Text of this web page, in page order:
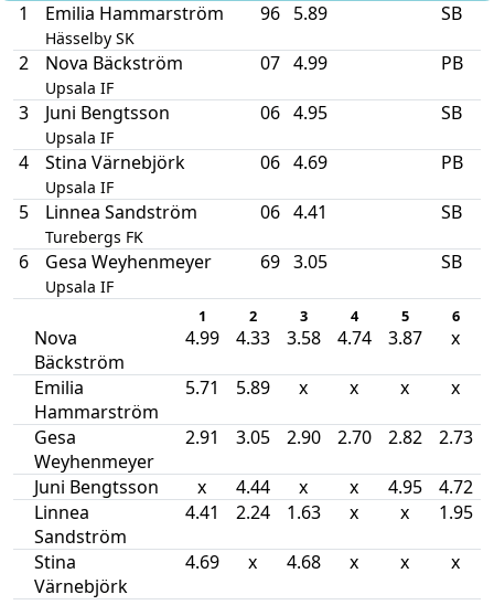
1
Emilia Hammarström
Hässelby SK
96 5.89 SB
2 Nova Bäckström
Upsala IF
07 4.99 PB
3 Juni Bengtsson
Upsala IF
06 4.95 SB
4 Stina Värnebjörk
Upsala IF
06 4.69 PB
5 Linnea Sandström
Turebergs FK
06 4.41 SB
6 Gesa Weyhenmeyer
Upsala IF
69 3.05 SB
1 2 3 4 5 6
Nova
Bäckström
4.99 4.33 3.58 4.74 3.87 x
Emilia
Hammarström
5.71 5.89 x x x x
Gesa
Weyhenmeyer
2.91 3.05 2.90 2.70 2.82 2.73
Juni Bengtsson x 4.44 x x 4.95
4.72
Linnea
Sandström
4.41 2.24 1.63 x x 1.95
Stina
Värnebjörk
4.69 x 4.68 x x x